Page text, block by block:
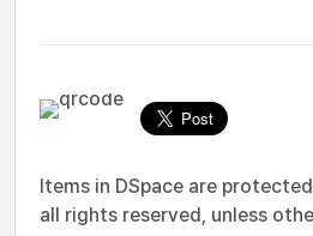
Items in DSpace are
all rights reserved, unless